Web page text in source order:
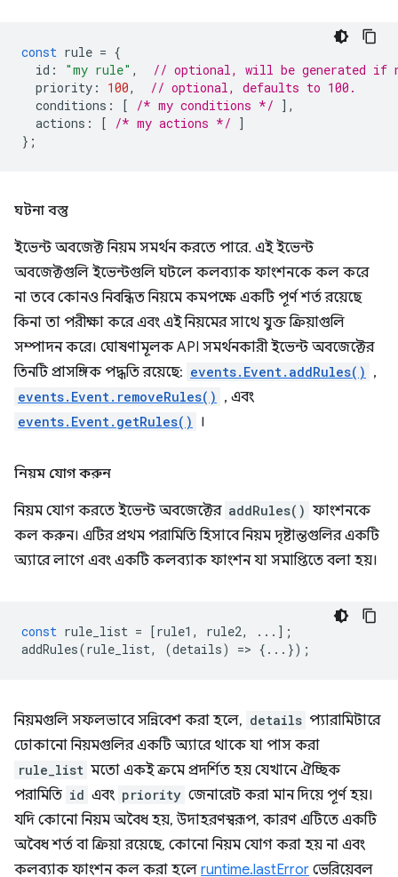
const rule = {
id : "my rule" ,
// optional, will be generated if
priority : 100,
// optional, defaults to 100.
conditions : [ /* my conditions */ ],
actions : [ /* my actions */ ]
};
ঘটনা বস্তু
ইভেন্ট অবজেক্ট নিয়ম সমর্থন করতে পারে. এই ইভেন্ট
অবজেক্টগুলি ইভেন্টগুলি ঘটলে কলব্যাক ফাংশনকে কল করে
না তবে কোনও নিবন্ধিত নিয়মে কমপক্ষে একটি পূর্ণ শর্ত রয়েছে
কিনা তা পরীক্ষা করে এবং এই নিয়মের সাথে যুক্ত ক্রিয়াগুলি
সম্পাদন করে। ঘোষণামূলক API সমর্থনকারী ইভেন্ট অবজেক্টের
তিনটি প্রাসঙ্গিক পদ্ধতি রয়েছে: events.Event.addRules() ,
events.Event.removeRules() , এবং
events.Event.getRules() ।
নিয়ম যোগ করুন
নিয়ম যোগ করতে ইভেন্ট অবজেক্টের addRules() ফাংশনকে
কল করুন। এটির প্রথম পরামিতি হিসাবে নিয়ম দৃষ্টান্তগুলির একটি
অ্যারে লাগে এবং একটি কলব্যাক ফাংশন যা সমাপ্তিতে বলা হয়।
const rule_list = [rule1 , rule2,
...];
addRules(rule_list, (details) => {...});
নিয়মগুলি সফলভাবে সন্নিবেশ করা হলে, details প্যারামিটারে
ঢোকানো নিয়মগুলির একটি অ্যারে থাকে যা পাস করা
rule_list মতো একই ক্রমে প্রদর্শিত হয় যেখানে ঐচ্ছিক
পরামিতি id এবং priority জেনারেট করা মান দিয়ে পূর্ণ হয়।
যদি কোনো নিয়ম অবৈধ হয়, উদাহরণস্বরূপ, কারণ এটিতে একটি
অবৈধ শর্ত বা ক্রিয়া রয়েছে, কোনো নিয়ম যোগ করা হয় না এবং
কলব্যাক ফাংশন কল করা হলে runtime.lastError ভেরিয়েবল